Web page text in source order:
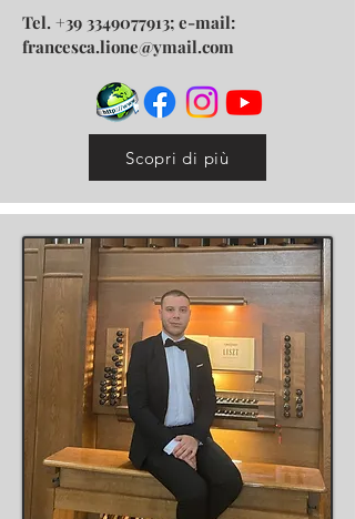
Tel. +39 3349077913; e-mail:
francesca.lione@ymail.com
Scopri di più